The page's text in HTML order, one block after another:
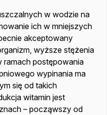
w wodzie na
ich w mniejszych
akceptowany
wyższe stężenia
ramach postępowania
wypinania ma
się od takich
witamin jest
– począwszy od